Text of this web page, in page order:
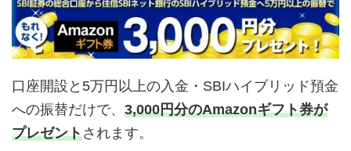
口座開設と5万円以上の入金・SBIハイブリッド預金
への振替だけで、 3,000円分のAmazonギフト券が
プレゼントされます。